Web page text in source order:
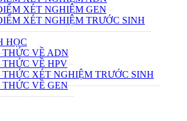
XÉT NGHIỆM GEN
XÉT NGHIỆM TRƯỚC SINH
HỌC
VỀ ADN
VỀ HPV
XÉT NGHIỆM TRƯỚC SINH
VỀ GEN